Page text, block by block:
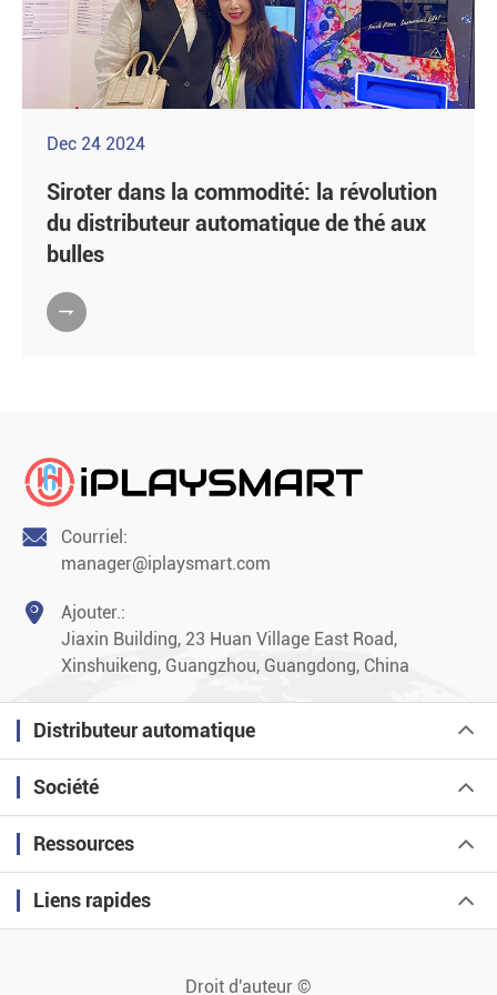
Dec 24 2024
Siroter dans la commodité: la révolution
du distributeur automatique de thé aux
bulles


Courriel:
manager@iplaysmart.com

Ajouter.:
Jiaxin Building, 23 Huan Village East Road,
Xinshuikeng, Guangzhou, Guangdong, China
Distributeur automatique
Société
Ressources
Liens rapides
Droit d'auteur ©